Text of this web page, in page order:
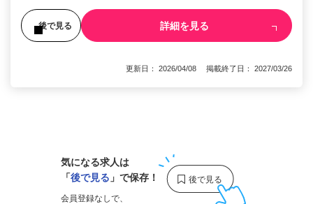
後で見る 詳細を見る
更新日： 2026/04/08 掲載終了日： 2027/03/26
気になる求人は
「後で見る 」で保存！
会員登録なしで、